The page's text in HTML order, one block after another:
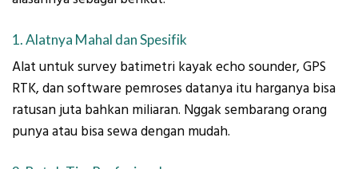
1. Alatnya Mahal dan Spesifik
Alat untuk survey batimetri kayak echo sounder, GPS
RTK, dan software pemroses datanya itu harganya bisa
ratusan juta bahkan miliaran. Nggak sembarang orang
punya atau bisa sewa dengan mudah.